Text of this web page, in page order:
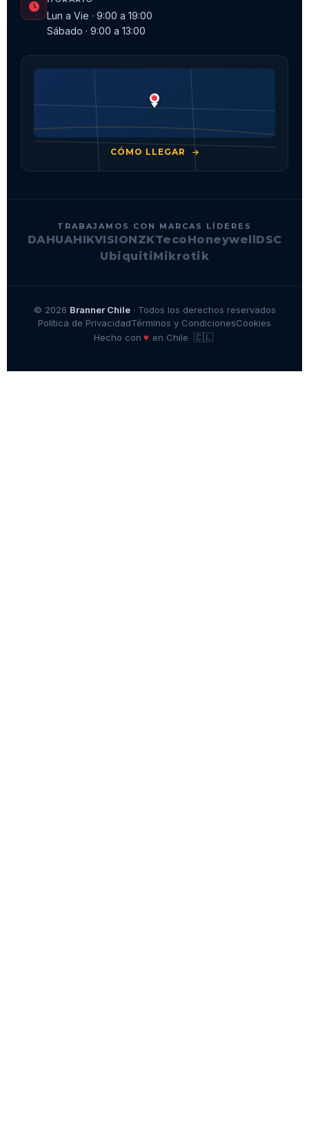
Lun a Vie · 9:00 a 19:00
Sábado · 9:00 a 13:00
CÓMO LLEGAR
TRABAJAMOS CON MARCAS LÍDERES
DAHUAHIKVISIONZKTecoHoneywellDSC
UbiquitiMikrotik
© 2026 Branner Chile· Todos los derechos reservados
Política de PrivacidadTérminos y CondicionesCookies
Hecho con♥ en Chile 🇨🇱